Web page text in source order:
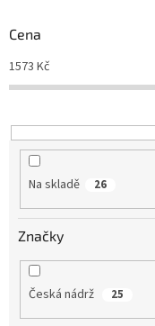
r
o
d
u
t
ů
Cena
1573 Kč
Na skladě 26
Značky
Česká nádrž 25